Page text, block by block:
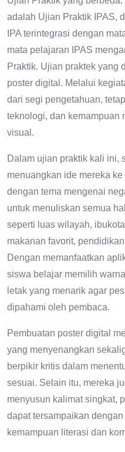
adalah Ujian Praktik IPAS,
IPA terintegrasi dengan
mata pelajaran IPAS
Praktik. Ujian praktek yang
poster digital. Melalui
dari segi pengetahuan,
teknologi, dan kemampuan
visual.
Dalam ujian praktik kali ini,
menuangkan ide mereka
dengan tema mengenai
untuk menuliskan semua
seperti luas wilayah,
makanan favorit,
Dengan memanfaatkan
siswa belajar memilih
letak yang menarik agar
dipahami oleh pembaca.
Pembuatan poster digital
yang menyenangkan
berpikir kritis dalam
sesuai. Selain itu, mereka
menyusun kalimat singkat,
dapat tersampaikan
kemampuan literasi dan